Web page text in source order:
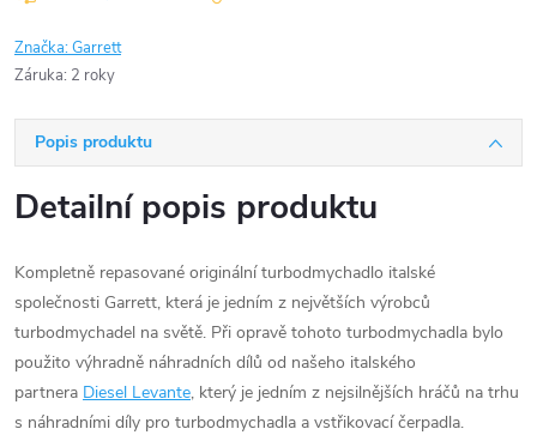
Značka:Garrett
Záruka: 2 roky
Popis produktu
Detailní popis produktu
Kompletně repasované originální turbodmychadlo italské
společnosti Garrett, která je jedním z největších výrobců
turbodmychadel na světě. Při opravě tohoto turbodmychadla bylo
použito výhradně náhradních dílů od našeho italského
partnera Diesel Levante, který je jedním z nejsilnějších hráčů na trhu
s náhradními díly pro turbodmychadla a vstřikovací čerpadla.